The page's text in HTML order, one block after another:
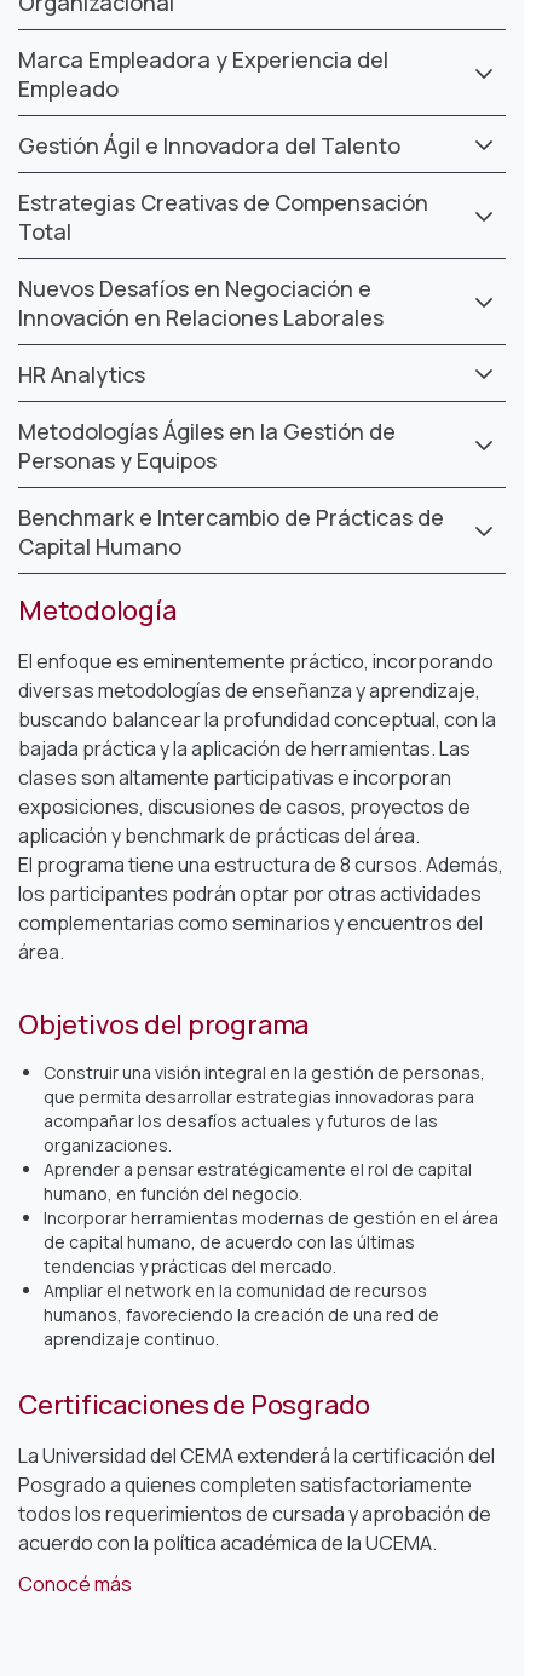
Marca Empleadora y Experiencia del
Empleado
Gestión Ágil e Innovadora del Talento
Estrategias Creativas de Compensación
Total
Nuevos Desafíos en Negociación e
Innovación en Relaciones Laborales
HR Analytics
Metodologías Ágiles en la Gestión de
Personas y Equipos
Benchmark e Intercambio de Prácticas de
Capital Humano
Metodología
El enfoque es eminentemente práctico, incorporando
diversas metodologías de enseñanza y aprendizaje,
buscando balancear la profundidad conceptual, con la
bajada práctica y la aplicación de herramientas. Las
clases son altamente participativas e incorporan
exposiciones, discusiones de casos, proyectos de
aplicación y benchmark de prácticas del área.
El programa tiene una estructura de 8 cursos. Además,
los participantes podrán optar por otras actividades
complementarias como seminarios y encuentros del
área.
Objetivos del programa
Construir una visión integral en la gestión de personas,
que permita desarrollar estrategias innovadoras para
acompañar los desafíos actuales y futuros de las
organizaciones.
Aprender a pensar estratégicamente el rol de capital
humano, en función del negocio.
Incorporar herramientas modernas de gestión en el área
de capital humano, de acuerdo con las últimas
tendencias y prácticas del mercado.
Ampliar el network en la comunidad de recursos
humanos, favoreciendo la creación de una red de
aprendizaje continuo.
Certificaciones de Posgrado
La Universidad del CEMA extenderá la certificación del
Posgrado a quienes completen satisfactoriamente
todos los requerimientos de cursada y aprobación de
acuerdo con la política académica de la UCEMA.
Conocé más